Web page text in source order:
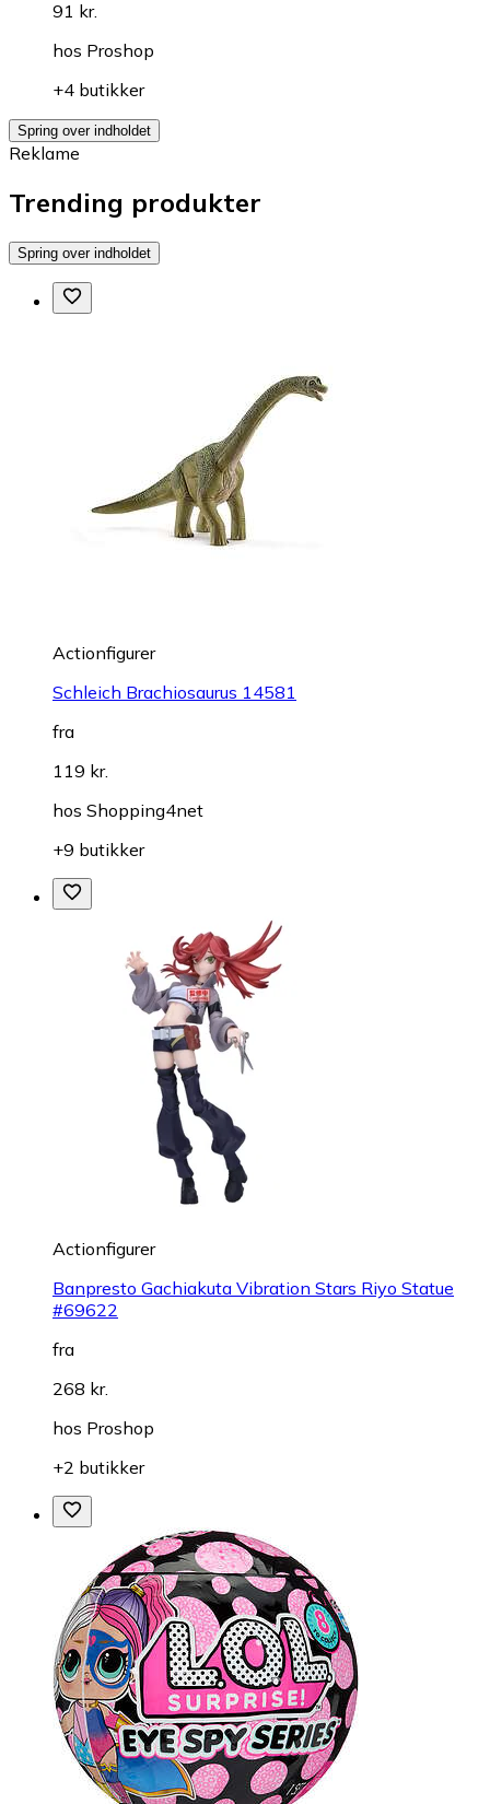
91 kr.
hos Proshop
+4 butikker
Spring over indholdet
Reklame
Trending produkter
Spring over indholdet
Actionfigurer
Schleich Brachiosaurus 14581
fra
119 kr.
hos Shopping4net
+9 butikker
Actionfigurer
Banpresto Gachiakuta Vibration Stars Riyo Statue
#69622
fra
268 kr.
hos Proshop
+2 butikker